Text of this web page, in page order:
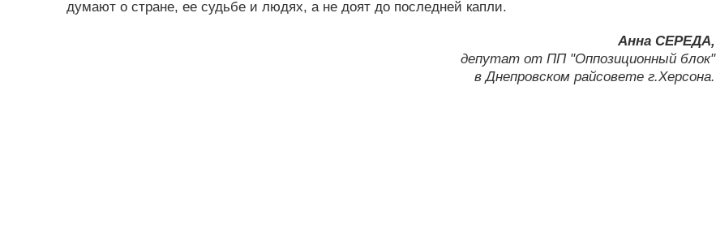
думают о стране, ее судьбе и людях, а не доят до последней капли.
Анна СЕРЕДА,
депутат от ПП "Оппозиционный блок"
в Днепровском райсовете г.Херсона.